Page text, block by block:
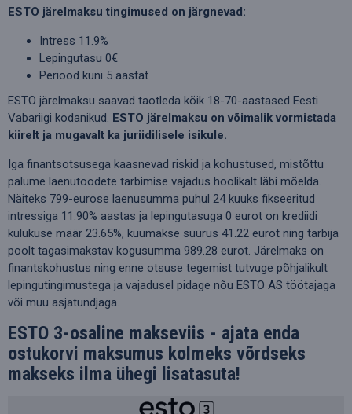
ESTO järelmaksu tingimused on järgnevad:
Intress 11.9%
Lepingutasu 0€
Periood kuni 5 aastat
ESTO järelmaksu saavad taotleda kõik 18-70-aastased Eesti
Vabariigi kodanikud. ESTO järelmaksu on võimalik vormistada
kiirelt ja mugavalt ka juriidilisele isikule.
Iga finantsotsusega kaasnevad riskid ja kohustused, mistõttu
palume laenutoodete tarbimise vajadus hoolikalt läbi mõelda.
Näiteks 799-eurose laenusumma puhul 24 kuuks fikseeritud
intressiga 11.90% aastas ja lepingutasuga 0 eurot on krediidi
kulukuse määr 23.65%, kuumakse suurus 41.22 eurot ning tarbija
poolt tagasimakstav kogusumma 989.28 eurot. Järelmaks on
finantskohustus ning enne otsuse tegemist tutvuge põhjalikult
lepingutingimustega ja vajadusel pidage nõu ESTO AS töötajaga
või muu asjatundjaga.
ESTO 3-osaline makseviis - ajata enda
ostukorvi maksumus kolmeks võrdseks
makseks ilma ühegi lisatasuta!